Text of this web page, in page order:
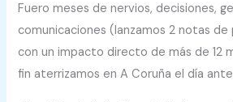
Fuero meses de nervios, decisiones,
comunicaciones (lanzamos 2 notas
con un impacto directo de más de 12
fin aterrizamos en A Coruña el día